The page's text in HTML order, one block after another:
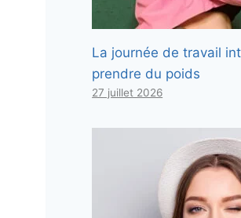
La journée de travail
prendre du poids
27 juillet 2026